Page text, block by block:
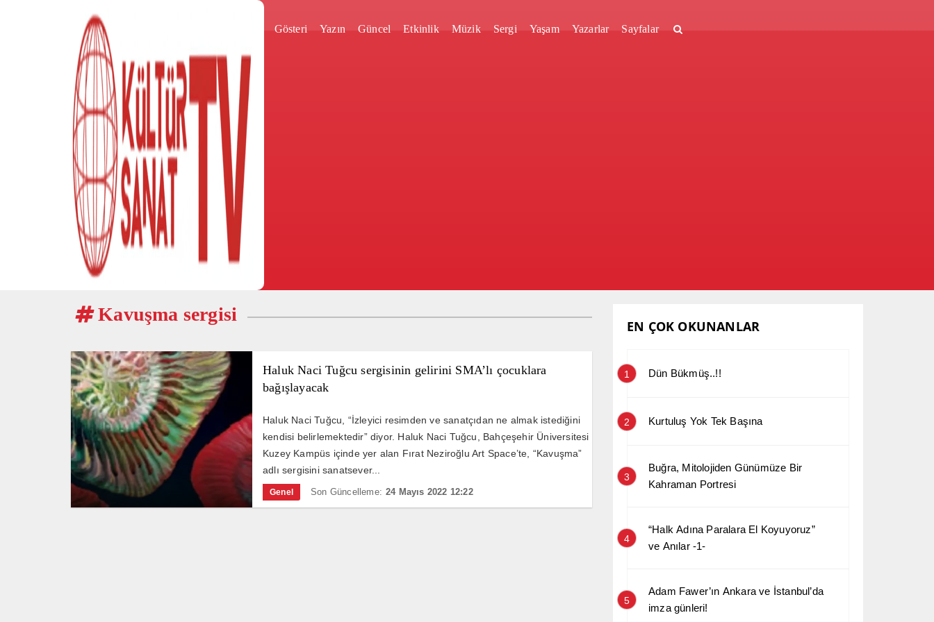
Gösteri Yazın Güncel Etkinlik Müzik Sergi Yaşam Yazarlar Sayfalar
Kavuşma sergisi
Haluk Naci Tuğcu sergisinin gelirini SMA’lı çocuklara
bağışlayacak
Haluk Naci Tuğcu, “İzleyici resimden ve sanatçıdan ne almak istediğini
kendisi belirlemektedir” diyor. Haluk Naci Tuğcu, Bahçeşehir Üniversitesi
Kuzey Kampüs içinde yer alan Fırat Neziroğlu Art Space’te, “Kavuşma”
adlı sergisini sanatsever...
Genel Son Güncelleme: 24 Mayıs 2022 12:22
EN ÇOK OKUNANLAR
1 Dün Bükmüş..!!
2 Kurtuluş Yok Tek Başına
3
Buğra, Mitolojiden Günümüze Bir
Kahraman Portresi
4
“Halk Adına Paralara El Koyuyoruz”
ve Anılar -1-
5
Adam Fawer’ın Ankara ve İstanbul’da
imza günleri!